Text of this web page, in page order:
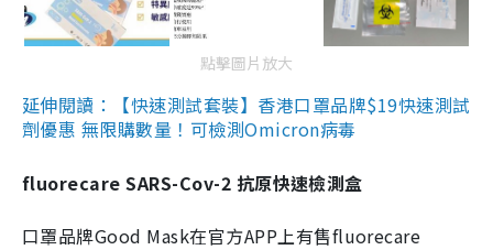
點擊圖片放大
延伸閱讀：【快速測試套裝】香港口罩品牌$19快速測試
劑優惠 無限購數量！可檢測Omicron病毒
fluorecare SARS-Cov-2 抗原快速檢測盒
口罩品牌Good Mask在官方APP上有售fluorecare